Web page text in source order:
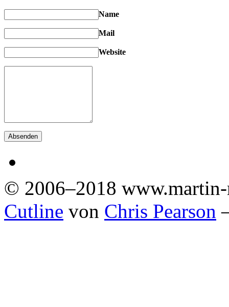
Name
Mail
Website
© 2006–2018
Cutline von Chris Pearson